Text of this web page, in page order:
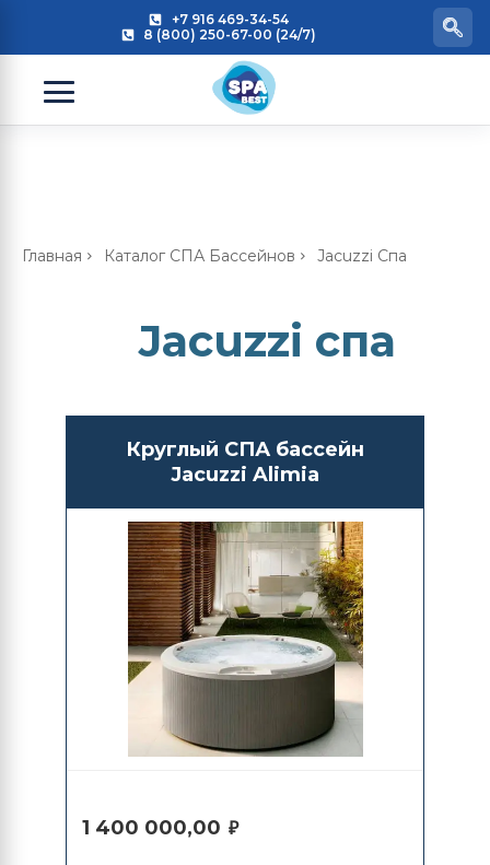
+7 916 469-34-54
8 (800) 250-67-00 (24/7)
Главная Каталог СПА Бассейнов Jacuzzi Спа
Jacuzzi спа
Круглый СПА бассейн
Jacuzzi Alimia
1 400 000,00 ₽